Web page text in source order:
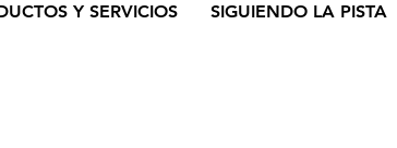
Y SERVICIOS SIGUIENDO LA PISTA